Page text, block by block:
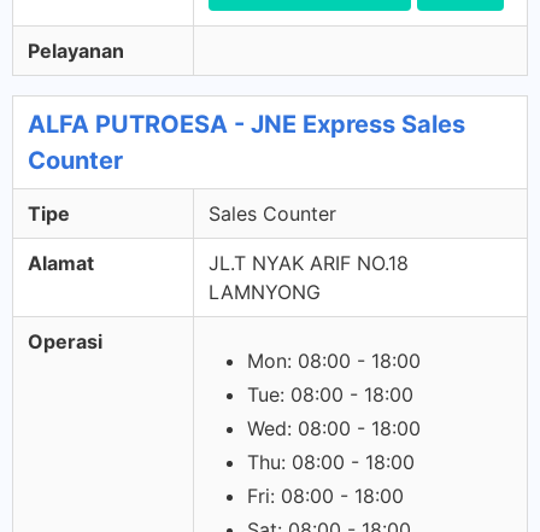
Pelayanan
ALFA PUTROESA - JNE Express Sales
Counter
Tipe Sales Counter
Alamat
JL.T NYAK ARIF NO.18
LAMNYONG
Operasi
Mon: 08:00 - 18:00
Tue: 08:00 - 18:00
Wed: 08:00 - 18:00
Thu: 08:00 - 18:00
Fri: 08:00 - 18:00